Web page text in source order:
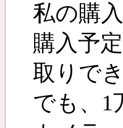
私の購
購入予
取りで
でも、1